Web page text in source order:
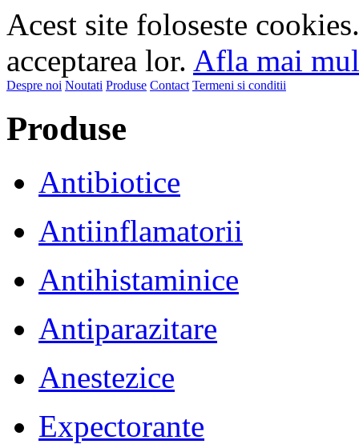
Acest site foloseste
acceptarea lor. Afla mai
Despre noi Noutati Produse Contact Termeni si conditii
Produse
Antibiotice
Antiinflamatorii
Antihistaminice
Antiparazitare
Anestezice
Expectorante